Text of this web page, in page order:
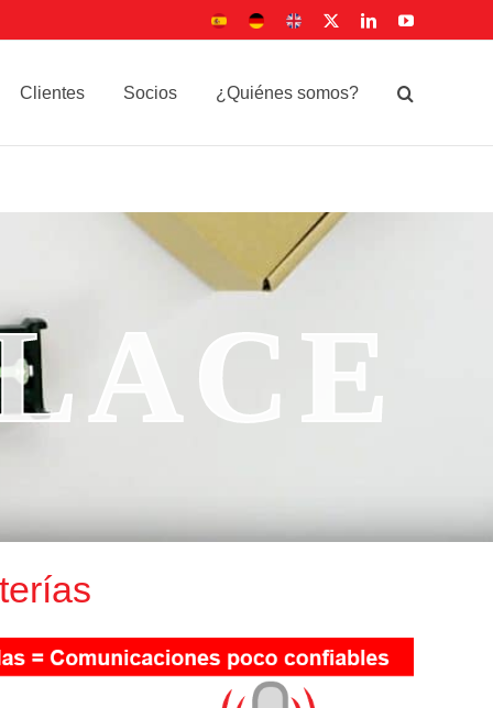
Sitio
Deutsche
UK
LinkedInYouTube
Clientes Socios ¿Quiénes somos?